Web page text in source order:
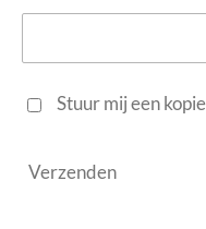
Stuur mij een kopie
Verzenden